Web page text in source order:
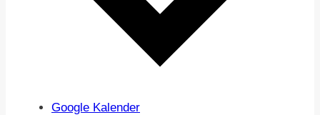
Google Kalender